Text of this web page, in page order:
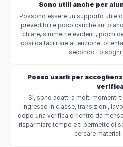
Sono utili anche per
Possono essere un supporto utile
prevedibili e poco cariche sul
chiare, simmetrie evidenti, pochi
così da facilitare attenzione,
secondo i bisogni
Posso usarli per
Sì, sono adatti a molti momenti
ingresso in classe, transizioni,
dopo una verifica o rientro da
risparmiare tempo e ti permette di
cercare